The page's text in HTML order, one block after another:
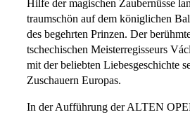
Hilfe der magischen Zaubernüsse
traumschön auf dem königlichen
des begehrten Prinzen. Der
tschechischen Meisterregisseurs
mit der beliebten Liebesgeschichte
Zuschauern Europas.
In der Aufführung der ALTEN